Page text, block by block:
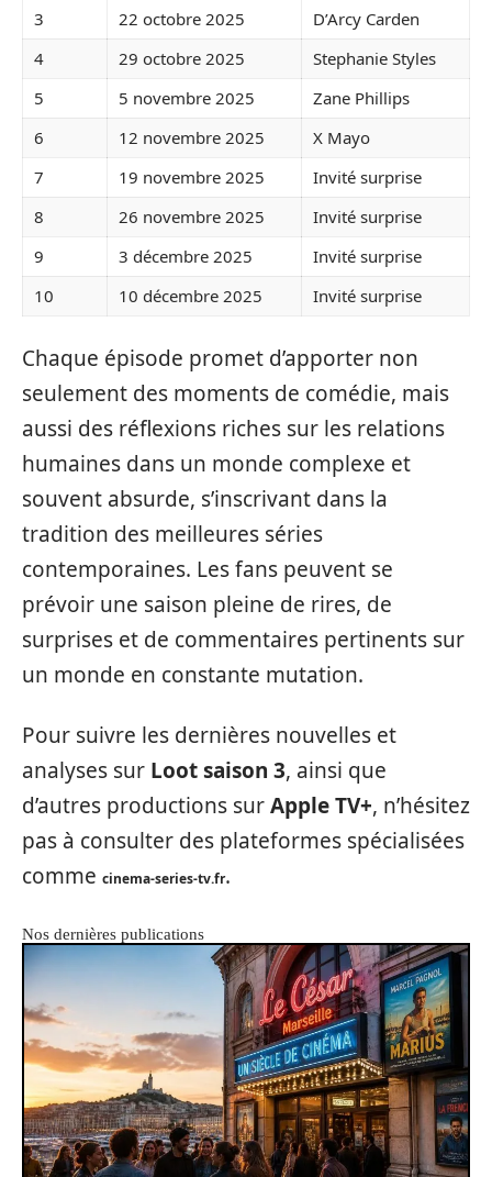
3 22 octobre 2025
D’Arcy Carden
4
29 octobre 2025
Stephanie Styles
5
5 novembre 2025
Zane Phillips
6
12 novembre 2025
X Mayo
7
19 novembre 2025
Invité surprise
8
26 novembre 2025
Invité surprise
9
3 décembre 2025
Invité surprise
10
10 décembre 2025 Invité surprise
Chaque épisode promet d’apporter non
seulement des moments de comédie, mais
aussi des réflexions riches sur les relations
humaines dans un monde complexe et
souvent absurde, s’inscrivant dans la
tradition des meilleures séries
contemporaines. Les fans peuvent se
prévoir une saison pleine de rires, de
surprises et de commentaires pertinents sur
un monde en constante mutation.
Pour suivre les dernières nouvelles et
analyses sur Loot saison 3, ainsi que
d’autres productions surApple TV+, n’hésitez
pas à consulter des plateformes spécialisées
comme cinema-series-tv.fr.
Nos dernières publications